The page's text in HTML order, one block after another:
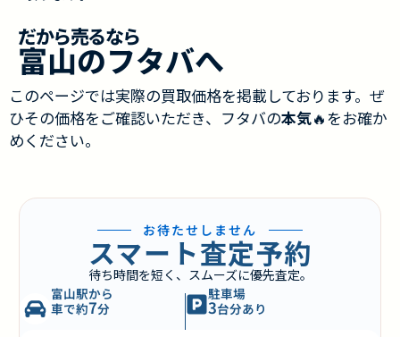
だから売るなら
富山のフタバへ
このページでは実際の買取価格を掲載しております。ぜ
ひその価格をご確認いただき、フタバの本気🔥をお確か
めください。
お待たせしません
スマート査定予約
待ち時間を短く、スムーズに優先査定。
富山駅から
車で約7分
駐車場
3台分あり